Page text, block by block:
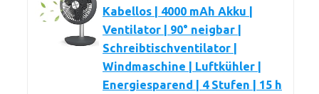
Kabellos | 4000 mAh Akku |
Ventilator | 90° neigbar |
Schreibtischventilator |
Windmaschine | Luftkühler |
Energiesparend | 4 Stufen | 15 h